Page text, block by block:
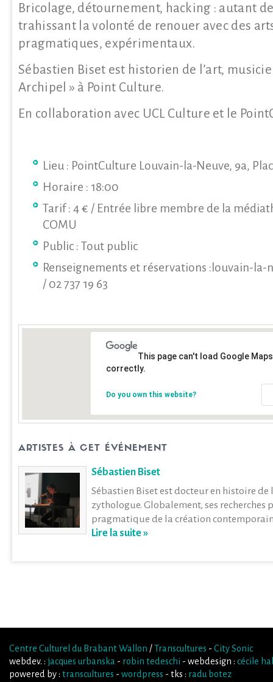
Bricolage, détournement, hacking : autant
trahissant la volonté de renouer avec des
pragmatiques, expérimentaux.
Sébastien Biset est historien de l’art,
Archipel » à Point Culture.
En collaboration avec UCL Culture et le
Lieu : PointCulture Louvain-la-Neuve, 9a,
Horaire : 18:00
Tarif : 4 € / Entrée libre membre de la
COMU
Public : Tout public
Renseignements et réservations :louvain-
/ 02 737 19 63
This page can't load Google Maps
correctly.
Do you own this website?
ARTISTES À CET ÉVÉNEMENT
Sébastien Biset
Sébastien Biset est docteur en histoire de
zythologue. Globalement, ses
pragmatique de la création
Lire la suite »
Centre Culturel du Brabant Wallon /Transcultures - City Sonic
webdev. : jacques urbanska - robin tedeschi - webdesign : cécile
powered by : transcultures - wordpress - tks : radu botez